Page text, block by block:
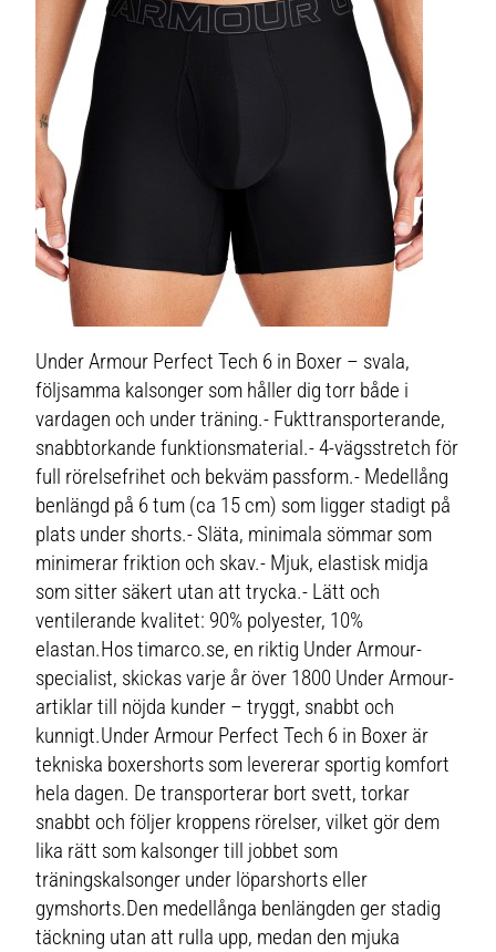
Under Armour Perfect Tech 6 in Boxer – svala,
följsamma kalsonger som håller dig torr både i
vardagen och under träning.- Fukttransporterande,
snabbtorkande funktionsmaterial.- 4-vägsstretch för
full rörelsefrihet och bekväm passform.- Medellång
benlängd på 6 tum (ca 15 cm) som ligger stadigt på
plats under shorts.- Släta, minimala sömmar som
minimerar friktion och skav.- Mjuk, elastisk midja
som sitter säkert utan att trycka.- Lätt och
ventilerande kvalitet: 90% polyester, 10%
elastan.Hos timarco.se, en riktig Under Armour-
specialist, skickas varje år över 1800 Under Armour-
artiklar till nöjda kunder – tryggt, snabbt och
kunnigt.Under Armour Perfect Tech 6 in Boxer är
tekniska boxershorts som levererar sportig komfort
hela dagen. De transporterar bort svett, torkar
snabbt och följer kroppens rörelser, vilket gör dem
lika rätt som kalsonger till jobbet som
träningskalsonger under löparshorts eller
gymshorts.Den medellånga benlängden ger stadig
täckning utan att rulla upp, medan den mjuka